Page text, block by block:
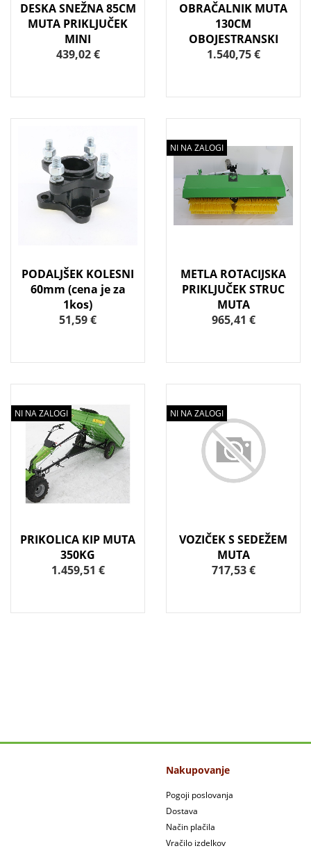
DESKA SNEŽNA 85CM
MUTA PRIKLJUČEK
MINI
439,02 €
OBRAČALNIK MUTA
130CM
OBOJESTRANSKI
1.540,75 €
PODALJŠEK KOLESNI
60mm (cena je za
1kos)
51,59 €
NI NA ZALOGI
METLA ROTACIJSKA
PRIKLJUČEK STRUC
MUTA
965,41 €
NI NA ZALOGI
PRIKOLICA KIP MUTA
350KG
1.459,51 €
NI NA ZALOGI
VOZIČEK S SEDEŽEM
MUTA
717,53 €
Nakupovanje
Pogoji poslovanja
Dostava
Način plačila
Vračilo izdelkov